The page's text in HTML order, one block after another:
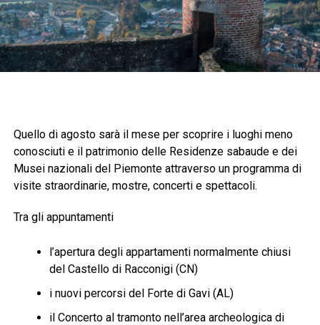
Quello di agosto sarà il mese per scoprire i luoghi meno
conosciuti e il patrimonio delle Residenze sabaude e dei
Musei nazionali del Piemonte attraverso un programma di
visite straordinarie, mostre, concerti e spettacoli.
Tra gli appuntamenti
l’apertura degli appartamenti normalmente chiusi
del Castello di Racconigi (CN)
i nuovi percorsi del Forte di Gavi (AL)
il Concerto al tramonto nell’area archeologica di